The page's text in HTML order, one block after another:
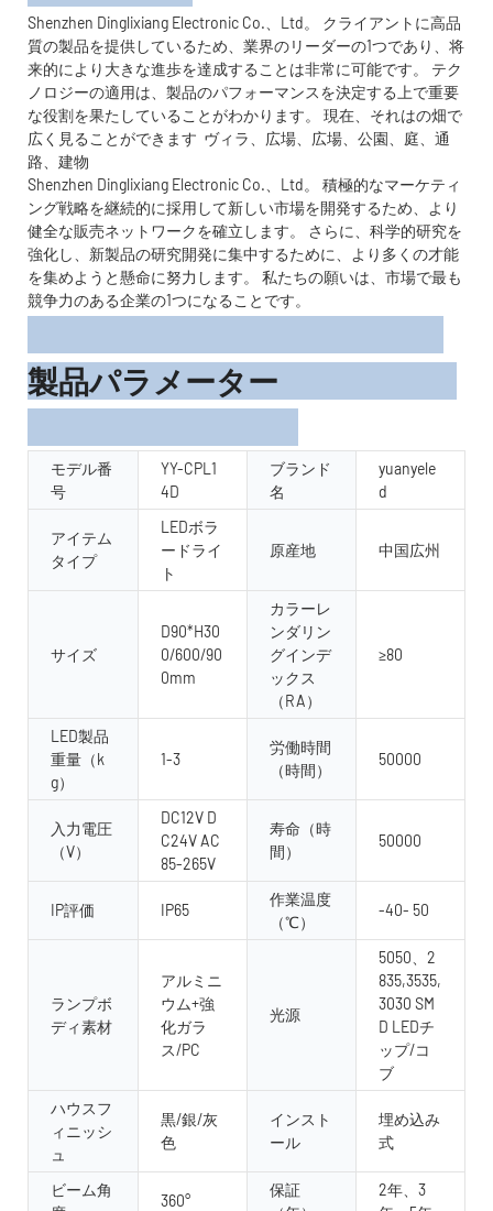
Shenzhen Dinglixiang Electronic Co.、Ltd。 クライアントに高品
質の製品を提供しているため、業界のリーダーの1つであり、将
来的により大きな進歩を達成することは非常に可能です。 テク
ノロジーの適用は、製品のパフォーマンスを決定する上で重要
な役割を果たしていることがわかります。 現在、それはの畑で
広く見ることができます ヴィラ、広場、広場、公園、庭、通
路、建物
Shenzhen Dinglixiang Electronic Co.、Ltd。 積極的なマーケティ
ング戦略を継続的に採用して新しい市場を開発するため、より
健全な販売ネットワークを確立します。 さらに、科学的研究を
強化し、新製品の研究開発に集中するために、より多くの才能
を集めようと懸命に努力します。 私たちの願いは、市場で最も
競争力のある企業の1つになることです。
製品パラメーター
モデル番
号
YY-CPL1
4D
ブランド
名
yuanyele
d
アイテム
タイプ
LEDボラ
ードライ
ト
原産地 中国広州
サイズ
D90*H30
0/600/90
0mm
カラーレ
ンダリン
グインデ
ックス
（RA）
≥80
LED製品
重量（k
g）
1-3
労働時間
（時間）
50000
入力電圧
（V）
DC12V D
C24V AC
85-265V
寿命（時
間）
50000
IP評価 IP65
作業温度
（℃）
-40- 50
ランプボ
ディ素材
アルミニ
ウム+強
化ガラ
ス/PC
光源
5050、2
835,3535,
3030 SM
D LEDチ
ップ/コ
ブ
ハウスフ
ィニッシ
ュ
黒/銀/灰
色
インスト
ール
埋め込み
式
ビーム角
360°
保証
2年、3